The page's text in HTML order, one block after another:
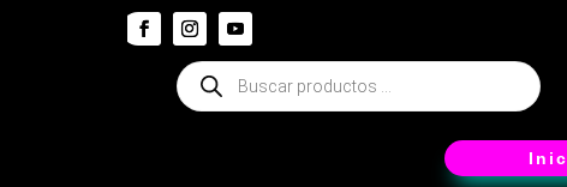
Búsqueda
de
productos